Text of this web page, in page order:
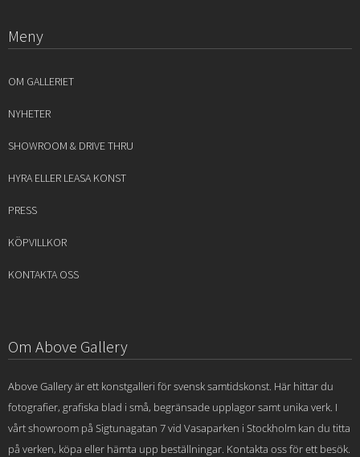
Meny
OM GALLERIET
NYHETER
SHOWROOM & DRIVE THRU
HYRA ELLER LEASA KONST
PRESS
KÖPVILLKOR
KONTAKTA OSS
Om Above Gallery
Above Gallery är ett konstgalleri för svensk samtidskonst. Här hittar du
fotografier, grafiska blad i små, begränsade upplagor samt unika verk. I
vårt showroom på Sigtunagatan 7 vid Vasaparken i Stockholm kan du titta
på verken, köpa eller hämta upp beställningar. Kontakta oss för ett besök.